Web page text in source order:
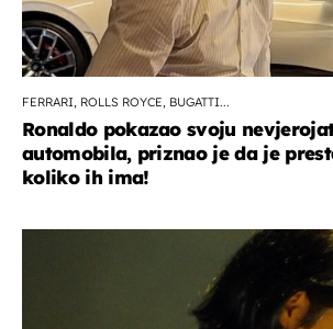
FERRARI, ROLLS ROYCE, BUGATTI...
Ronaldo pokazao svoju
automobila, priznao je da je
koliko ih ima!